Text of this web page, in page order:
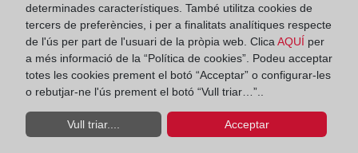
régimen jurídico de dicho control, que determina la
exigibilidad de la autorización administrativa para la
constitución y modificación tanto de los complejos
inmobiliarios como de la propiedad horizontal (en
sus dos manifestaciones, ordinaria y tumbada), con
este requisito cuando el número y características de
determinades característiques. També utilitza cookies de
tercers de preferències, i per a finalitats analítiques respecte
de l'ús per part de l'usuari de la pròpia web. ClicaAQUÍ per
a més informació de la “Política de cookies”. Podeu acceptar
totes les cookies prement el botó “Acceptar” o configurar-les
o rebutjar-ne l'ús prement el botó “Vull triar…”..
Vull triar.... Acceptar